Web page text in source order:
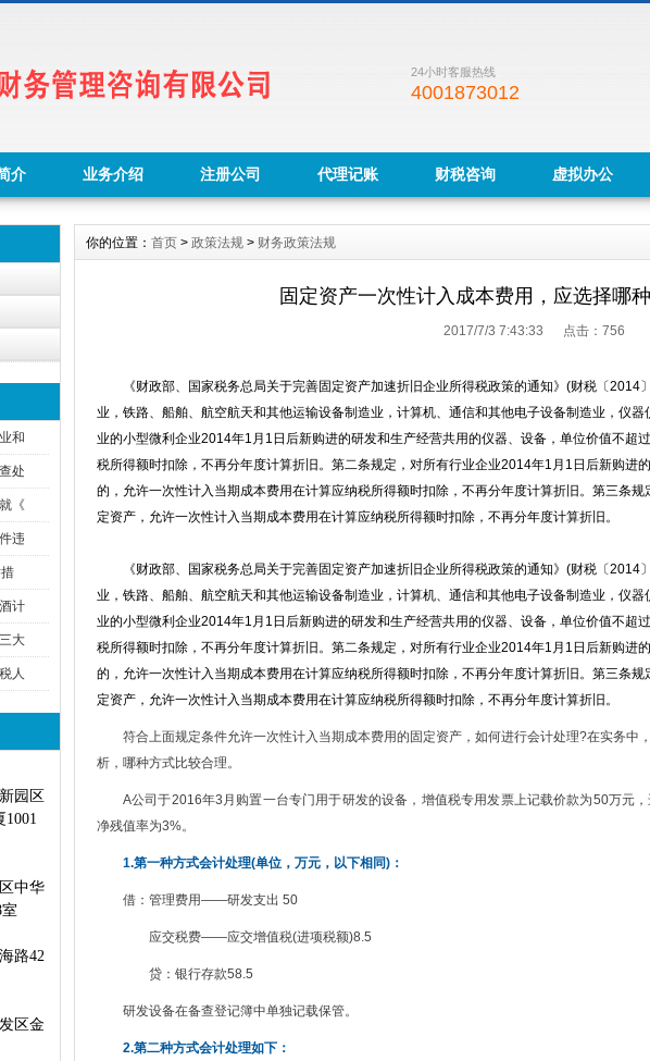
24小时客服热线
4001873012
介 业务介绍 注册公司 代理记账 财税咨询 虚拟办公
和
处
《
违
计
大
人
园区
1001
中华
路42
区金
你的位置： 首页 > 政策法规 > 财务政策法规
固定资产一次性计入成本费用，应选择哪
2017/7/3 7:43:33 点击： 756
《财政部、国家税务总局关于完善固定资产加速折旧企业所得税政策的通知》(财税〔
业，铁路、船舶、航空航天和其他运输设备制造业，计算机、通信和其他电子设备制造业，仪
业的小型微利企业2014年1月1日后新购进的研发和生产经营共用的仪器、设备，单位价值不超
税所得额时扣除，不再分年度计算折旧。第二条规定，对所有行业企业2014年1月1日后新购进
的，允许一次性计入当期成本费用在计算应纳税所得额时扣除，不再分年度计算折旧。第三条
定资产，允许一次性计入当期成本费用在计算应纳税所得额时扣除，不再分年度计算折旧。
《财政部、国家税务总局关于完善固定资产加速折旧企业所得税政策的通知》(财税〔
业，铁路、船舶、航空航天和其他运输设备制造业，计算机、通信和其他电子设备制造业，仪
业的小型微利企业2014年1月1日后新购进的研发和生产经营共用的仪器、设备，单位价值不超
税所得额时扣除，不再分年度计算折旧。第二条规定，对所有行业企业2014年1月1日后新购进
的，允许一次性计入当期成本费用在计算应纳税所得额时扣除，不再分年度计算折旧。第三条
定资产，允许一次性计入当期成本费用在计算应纳税所得额时扣除，不再分年度计算折旧。
符合上面规定条件允许一次性计入当期成本费用的固定资产，如何进行会计处理?在实务中
析，哪种方式比较合理。
A公司于2016年3月购置一台专门用于研发的设备，增值税专用发票上记载价款为50万元
净残值率为3%。
1.第一种方式会计处理(单位，万元，以下相同)：
借：管理费用——研发支出 50
应交税费——应交增值税(进项税额)8.5
贷：银行存款58.5
研发设备在备查登记簿中单独记载保管。
2.第二种方式会计处理如下：